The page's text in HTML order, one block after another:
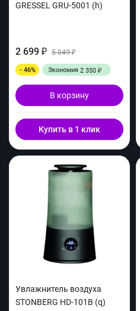
GRESSEL GRU-5001 (h)
2 699 ₽ 5 049₽
- 46% Экономия 2 350 ₽
В корзину
Купить в 1 клик
Увлажнитель воздуха
STONBERG HD-101B (q)